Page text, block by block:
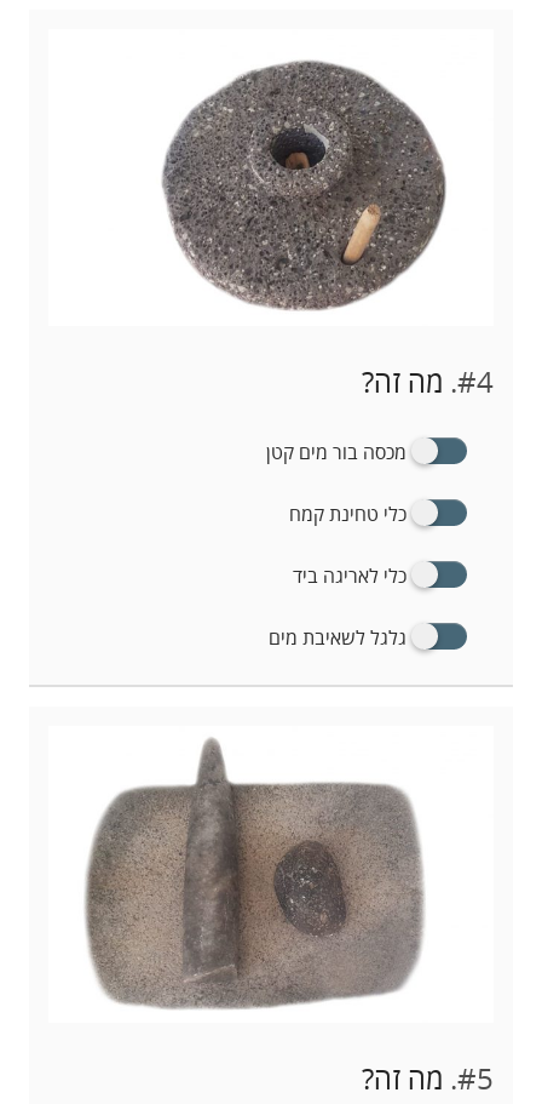
#4. מה זה?
מכסה בור מים קטן
כלי טחינת קמח
כלי לאריגה ביד
גלגל לשאיבת מים
#5. מה זה?